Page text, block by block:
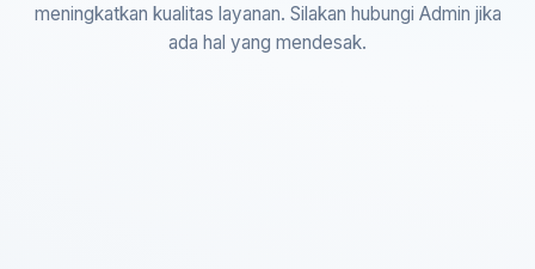
meningkatkan kualitas layanan. Silakan hubungi Admin jika
ada hal yang mendesak.